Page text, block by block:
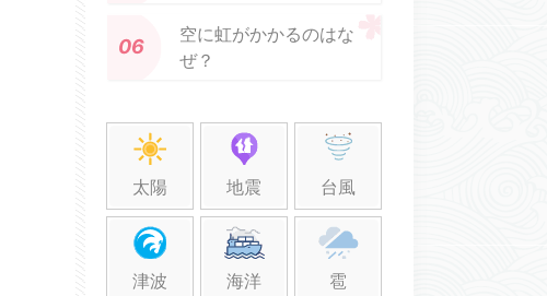
空に虹がかかるのはな
ぜ？
太陽 地震 台風
津波 海洋 雹